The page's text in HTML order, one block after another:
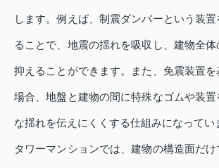
します。例えば、制震ダンパーという装
ることで、地震の揺れを吸収し、建物全体
抑えることができます。また、免震装置
場合、地盤と建物の間に特殊なゴムや装
な揺れを伝えにくくする仕組みになってい
タワーマンションでは、建物の構造面だ